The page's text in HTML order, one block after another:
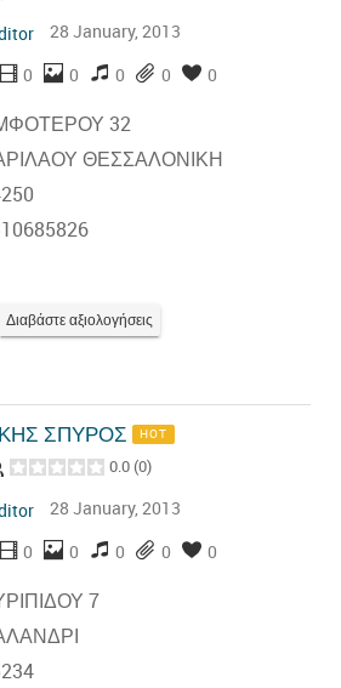
28 January, 2013
0 0 0 0 0
32
ΘΕΣΣΑΛΟΝΙΚΗ
Διαβάστε αξιολογήσεις
ΣΠΥΡΟΣ HOT
0.0 (0)
28 January, 2013
0 0 0 0 0
7